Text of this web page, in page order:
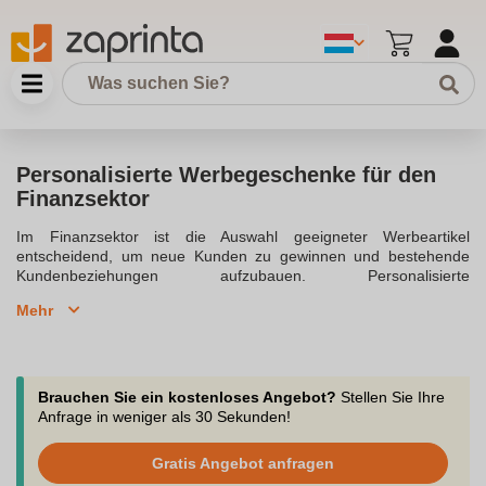
Personalisierte Werbegeschenke für den
Finanzsektor
Im Finanzsektor ist die Auswahl geeigneter Werbeartikel
entscheidend, um neue Kunden zu gewinnen und bestehende
Kundenbeziehungen aufzubauen. Personalisierte
stilvolle Notizbücher mit Firmenlogo, hinterlassen einen
Finanzdienstleister können durch den gezielten Einsatz von
Werbemitteln eine starke Markenidentität aufbauen und das
Vertrauen ihrer Kunden stärken. Werbeartikel für Banken und
beliebte Streuartikel, die das Vertrauen aufbauen und die
Markenbekanntheit erhöhen.Branchenspezifische Werbeartikel,
Mehr
Brauchen Sie ein kostenloses Angebot? Stellen Sie Ihre
Anfrage in weniger als 30 Sekunden!
Gratis Angebot anfragen